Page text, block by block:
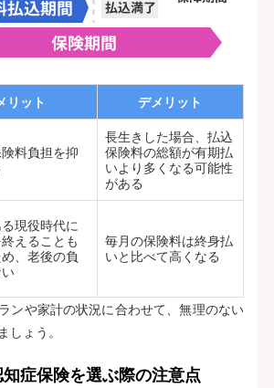
リット デメリット
料負担を抑
長生きした場合、払込
保険料の総額が有期払
いより多くなる可能性
がある
現役時代に
えることも
、老後の負
毎月の保険料は終身払
いと比べて高くなる
ンや家計の状況に合わせて、無理のない
しょう。
症保険を選ぶ際の注意点